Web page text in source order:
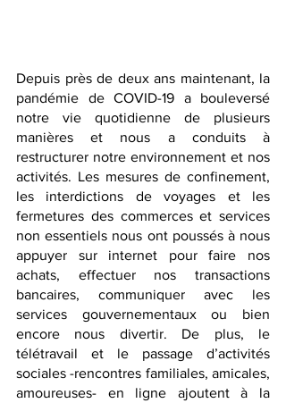
Depuis près de deux ans maintenant, la
pandémie de COVID-19 a bouleversé
notre vie quotidienne de plusieurs
manières et nous a conduits à
restructurer notre environnement et nos
activités. Les mesures de confinement,
les interdictions de voyages et les
fermetures des commerces et services
non essentiels nous ont poussés à nous
appuyer sur internet pour faire nos
achats, effectuer nos transactions
bancaires, communiquer avec les
services gouvernementaux ou bien
encore nous divertir. De plus, le
télétravail et le passage d’activités
sociales -rencontres familiales, amicales,
amoureuses- en ligne ajoutent à la